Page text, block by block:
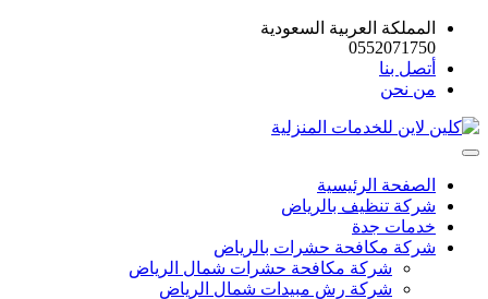
المملكة العربية السعودية
0552071750
أتصل بنا
من نحن
الصفحة الرئيسية
شركة تنظيف بالرياض
خدمات جدة
شركة مكافحة حشرات بالرياض
شركة مكافحة حشرات شمال الرياض
شركة رش مبيدات شمال الرياض